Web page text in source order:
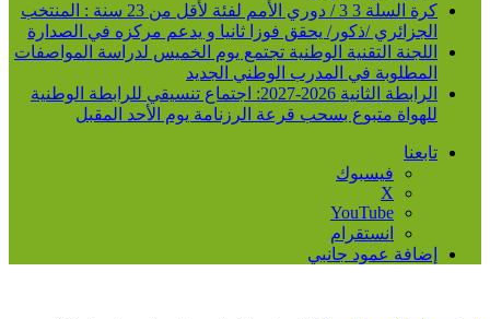
كرة السلة 3 3 / دوري الأمم لفئة لأقل من 23 سنة : المنتخب
الجزائري /ذكور/ يحقق فوزا ثانيا و يدعم مركزه في الصدارة
اللجنة التقنية الوطنية تجتمع يوم الخميس لدراسة المواصفات
المطلوبة في المدرب الوطني الجديد
الرابطة الثانية 2026-2027: اجتماع تنسيقي للرابطة الوطنية
للهواة متبوع بسحب قرعة الرزنامة يوم الأحد المقبل
تابعنا
فيسبوك
‫X
‫YouTube
انستقرام
إضافة عمود جانبي